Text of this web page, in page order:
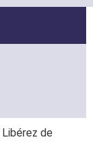
Libérez de